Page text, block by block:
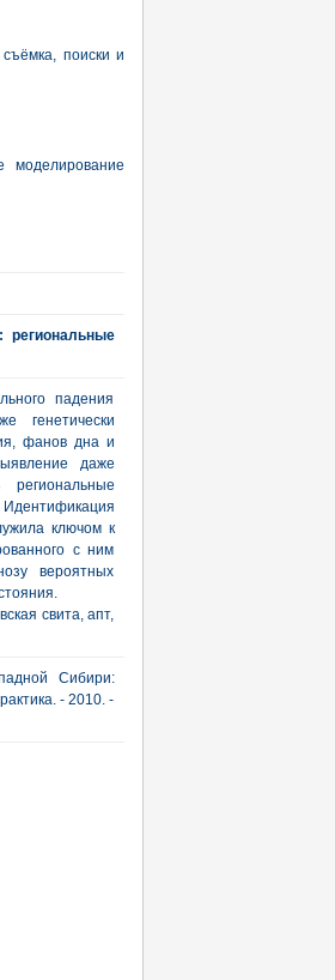
съёмка, поиски и
моделирование
региональные
падения
генетически
фанов дна и
даже
Идентификация
ключом к
с ним
вероятных
свита, апт,
Сибири:
- 2010. -